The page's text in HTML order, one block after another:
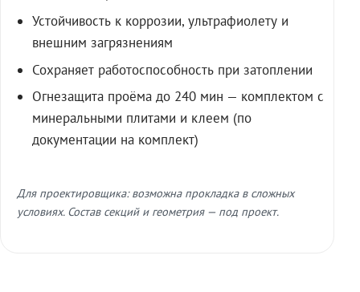
Устойчивость к коррозии, ультрафиолету и
внешним загрязнениям
Сохраняет работоспособность при затоплении
Огнезащита проёма до 240 мин — комплектом с
минеральными плитами и клеем (по
документации на комплект)
Для проектировщика: возможна прокладка в сложных
условиях. Состав секций и геометрия — под проект.